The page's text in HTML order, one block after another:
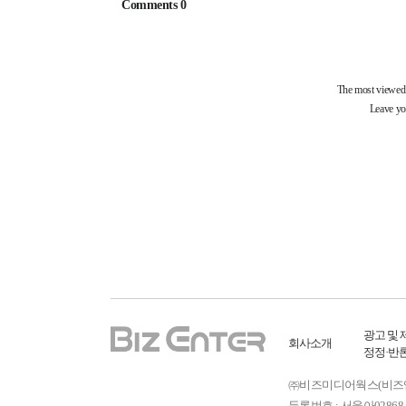
회사소개
광고 및
정정·반
㈜비즈미디어웍스(비즈